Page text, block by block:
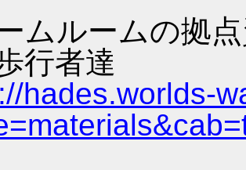
ムルームの拠
行者達
hades.worlds-